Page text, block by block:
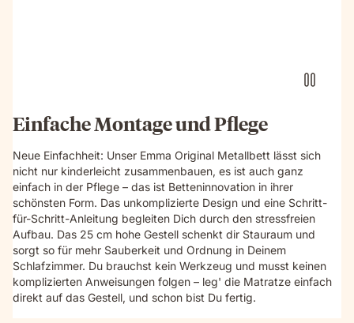
Einfache Montage und Pflege
Neue Einfachheit: Unser Emma Original Metallbett lässt sich
nicht nur kinderleicht zusammenbauen, es ist auch ganz
einfach in der Pflege – das ist Betteninnovation in ihrer
schönsten Form. Das unkomplizierte Design und eine Schritt-
für-Schritt-Anleitung begleiten Dich durch den stressfreien
Aufbau. Das 25 cm hohe Gestell schenkt dir Stauraum und
sorgt so für mehr Sauberkeit und Ordnung in Deinem
Schlafzimmer. Du brauchst kein Werkzeug und musst keinen
komplizierten Anweisungen folgen – leg' die Matratze einfach
direkt auf das Gestell, und schon bist Du fertig.